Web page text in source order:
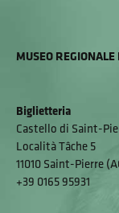
MUSEO
Biglietteria
Castello di Saint-
Località Tâche 5
11010 Saint-Pierre
+39 0165 95931